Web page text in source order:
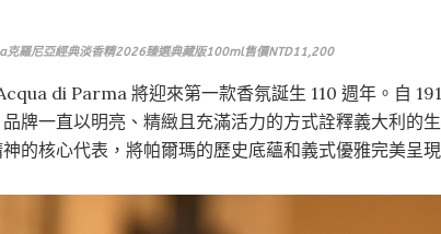
克羅尼亞經典淡香精2026臻選典藏版100ml售價NTD11,200
di Parma 將迎來第一款香氛誕生 110 週年。自
牌一直以明亮、精緻且充滿活力的方式詮釋義大利的
的核心代表，將帕爾瑪的歷史底蘊和義式優雅完美呈現